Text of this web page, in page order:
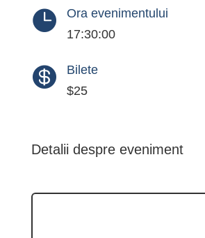

Ora evenimentului
17:30:00

Bilete
$25
Detalii despre eveniment